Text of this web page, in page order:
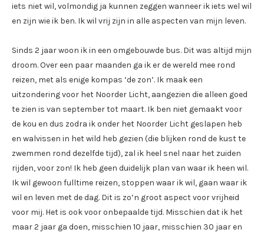
iets niet wil, volmondig ja kunnen zeggen wanneer ik iets wel wil
en zijn wie ik ben. Ik wil vrij zijn in alle aspecten van mijn leven.
Sinds 2 jaar woon ik in een omgebouwde bus. Dit was altijd mijn
droom. Over een paar maanden ga ik er de wereld mee rond
reizen, met als enige kompas ‘de zon’. Ik maak een
uitzondering voor het Noorder Licht, aangezien die alleen goed
te zien is van september tot maart. Ik ben niet gemaakt voor
de kou en dus zodra ik onder het Noorder Licht geslapen heb
en walvissen in het wild heb gezien (die blijken rond de kust te
zwemmen rond dezelfde tijd), zal ik heel snel naar het zuiden
rijden, voor zon! Ik heb geen duidelijk plan van waar ik heen wil.
Ik wil gewoon fulltime reizen, stoppen waar ik wil, gaan waar ik
wil en leven met de dag. Dit is zo’n groot aspect voor vrijheid
voor mij. Het is ook voor onbepaalde tijd. Misschien dat ik het
maar 2 jaar ga doen, misschien 10 jaar, misschien 30 jaar en